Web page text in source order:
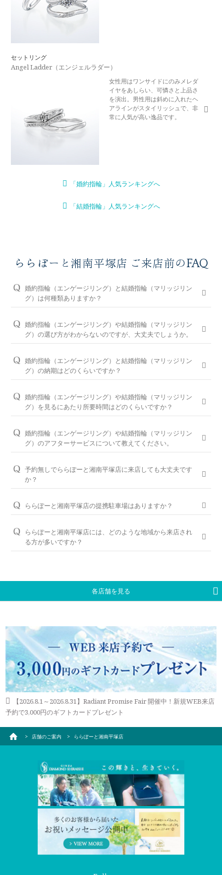
セットリング
Angel Ladder（エンジェルラダー）
女性用はワンサイドにのみメレダ
イヤをあしらい、可憐さと上品さ
を演出。男性用は斜めに入れたヘ
アラインがスタイリッシュで、非
常に人気が高い逸品です。
「婚約指輪」人気ランキングへ
「結婚指輪」人気ランキングへ
ららぽーと湘南平塚店 ご来店前のFAQ
婚約指輪（エンゲージリング）と結婚指輪（マリッジリン
グ）は何種類ありますか？
のデザインや、シンプルからゴージャスまで、豊富なラインナ
ップをご用意しております。オプションを組み合わせると数万
通りの中から、おふたりらしさを叶える婚約指輪と結婚指輪を
※ホームページで掲載しているのは一部の商品です。
結婚指輪の閲覧人気ランキングはこちら
婚約指輪（エンゲージリング）や結婚指輪（マリッジリン
グ）の選び方がわからないのですが、大丈夫でしょうか。
南平塚店のコンシェルジュが、普段のイメージやライフスタイ
ル、ご予算等をお伺いして、ダイヤモンドとデザインをご提案
させていただきます。
お客様に寄り添い続けてきた銀座ダイヤモンドシライシだから
こそ、骨格×指輪診断で似合うと好きを同時に叶えるパーフェ
クトフィットカウンセリングもございます。銀座ダイヤモンド
ートさせていただきますのでご安心ください。
パーフェクトフィットカウンセリングは全店でお受けできます
パーフェクトフィットカウンセリングと銀座ダイヤモンド
シライシの特長はこちら
婚約指輪（エンゲージリング）と結婚指輪（マリッジリン
グ）の納期はどのくらいですか？
ステムのため、ご注文いただいてから概ね1か月～2ヶ月程いた
だいております。婚約指輪をプロポーズの際に贈られる場合
は、予定日の2～3ヶ月程前、結婚指輪をご入籍や両家顔合わせ
に余裕を持ってご準備いただくと安心です。
お急ぎの場合はコンシェルジュにご相談ください。
婚約指輪（エンゲージリング）や結婚指輪（マリッジリン
グ）を見るにあたり所要時間はどのくらいですか？
案内が可能ですのでお気軽にお申し付けください。
ご来店予約はこちら
婚約指輪（エンゲージリング）や結婚指輪（マリッジリン
グ）のアフターサービスについて教えてください。
ただけるように、無期限メンテナンスを何度でもお受けできる
「永久保証サービス」を、全国の店舗にてご提供しておりま
す。（軽井沢店を除く）転勤などでお住まいが変わられても、
ださい。
「サイズ直し」「歪み直し」「石揺れ補修」「店頭クリーニン
グ」「再つや消し加工」「再ナノジュエリーコート加工」「レ
ーザー刻印の追加／変更」「レーザー刻印のデザイン持込み」
永久保証サービスについて
予約無しでららぽーと湘南平塚店に来店しても大丈夫です
か？
WEBでの来店予約がおすすめです。
ジリング）・結婚指輪（マリッジリング）を試着頂いたお客様
には3,000円分のギフトカードをプレゼントしております。
お伝えいただくとスムーズにご案内が可能です。
ららぽーと湘南平塚店の提携駐車場はありますか？
※無料駐車券発行はららぽーと湘南平塚に準ずる
ららぽーと湘南平塚店には、どのような地域から来店され
る方が多いですか？
近隣の東京都町田市、静岡県御殿場市、三島市、沼津市、熱海
各店舗を見る
【2026.8.1～2026.8.31】Radiant Promise Fair 開催中！新規WEB来店
予約で3,000円のギフトカードプレゼント
店舗のご案内 ららぽーと湘南平塚店